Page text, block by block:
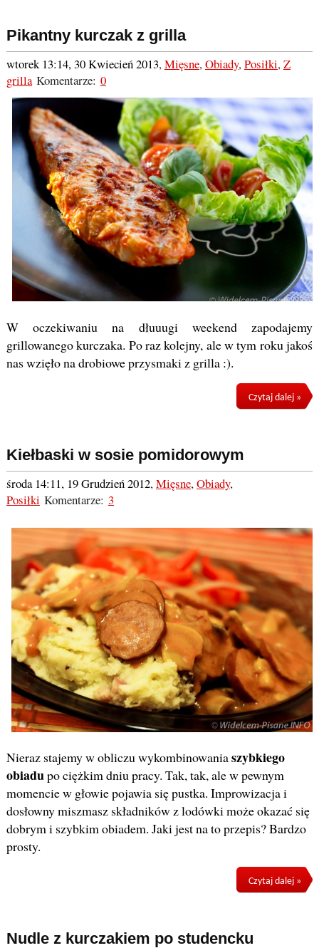
Pikantny kurczak z grilla
wtorek 13:14, 30 Kwiecień 2013, Mięsne, Obiady, Posiłki, Z
grillaKomentarze: 0
W oczekiwaniu na dłuuugi weekend zapodajemy
grillowanego kurczaka. Po raz kolejny, ale w tym roku jakoś
nas wzięło na drobiowe przysmaki z grilla :).
Czytaj dalej »
Kiełbaski w sosie pomidorowym
środa 14:11, 19 Grudzień 2012,Mięsne,Obiady,
Posiłki Komentarze: 3
Nieraz stajemy w obliczu wykombinowaniaszybkiego
obiadupo ciężkim dniu pracy. Tak, tak, ale w pewnym
momencie w głowie pojawia się pustka. Improwizacja i
dosłowny miszmasz składników z lodówki może okazać się
dobrym i szybkim obiadem. Jaki jest na to przepis? Bardzo
prosty.
Czytaj dalej »
Nudle z kurczakiem po studencku